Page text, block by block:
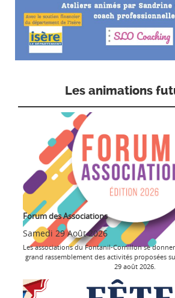
Les animations
Forum des Associations
Samedi 29 Août 2026
Les associations du Fontanil-Cornillon se
grand rassemblement des activités proposées
29 août 2026.